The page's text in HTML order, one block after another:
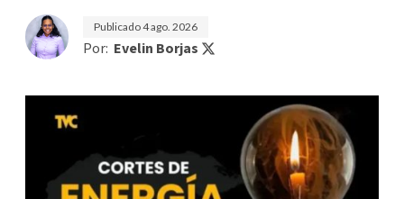
Publicado4 ago. 2026
Por: Evelin Borjas